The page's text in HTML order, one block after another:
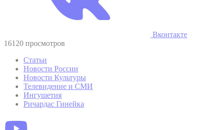
Вконтакте
16120 просмотров
Статьи
Новости России
Новости Культуры
Телевидение и СМИ
Ингушетия
Ричардас Гинейка